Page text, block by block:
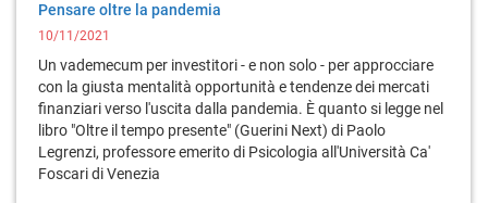
Pensare oltre la pandemia
10/11/2021
Un vademecum per investitori - e non solo - per approcciare
con la giusta mentalità opportunità e tendenze dei mercati
finanziari verso l'uscita dalla pandemia. È quanto si legge nel
libro "Oltre il tempo presente" (Guerini Next) di Paolo
Legrenzi, professore emerito di Psicologia all'Università Ca'
Foscari di Venezia